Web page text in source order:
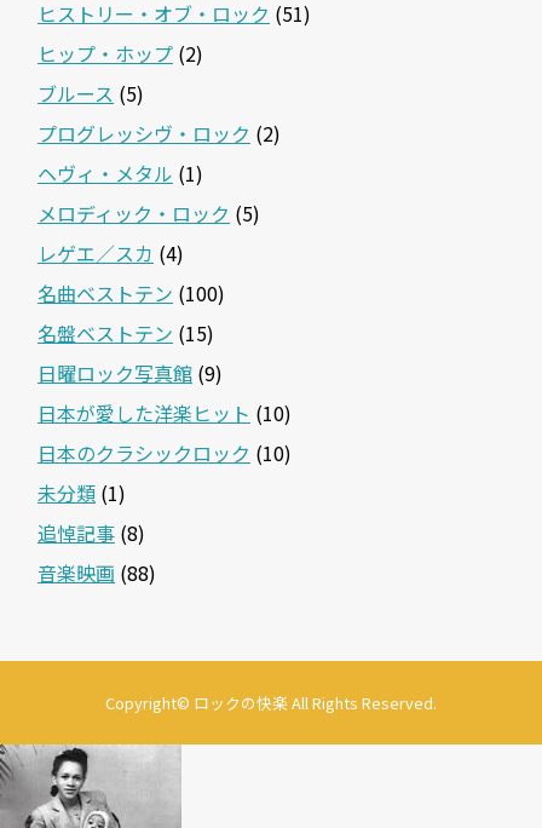
ヒストリー・オブ・ロック (51)
ヒップ・ホップ (2)
ブルース (5)
プログレッシヴ・ロック (2)
ヘヴィ・メタル (1)
メロディック・ロック (5)
レゲエ／スカ (4)
名曲ベストテン (100)
名盤ベストテン (15)
日曜ロック写真館 (9)
日本が愛した洋楽ヒット (10)
日本のクラシックロック (10)
未分類 (1)
追悼記事 (8)
音楽映画 (88)
Copyright© ロックの快楽 All Rights Reserved.